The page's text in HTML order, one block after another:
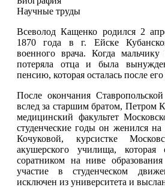
Научные труды
Всеволод Кащенко родился 2
1870 года в г. Ейске
военного врача. Когда
потеряла отца и была
пенсию, которая осталась после
После окончания
вслед за старшим братом, Петром
медицинский факультет
студенческие годы он женился
Кочуковой, курсистке
акушерского училища,
соратником на ниве
участие в студенческом
исключен из университета и